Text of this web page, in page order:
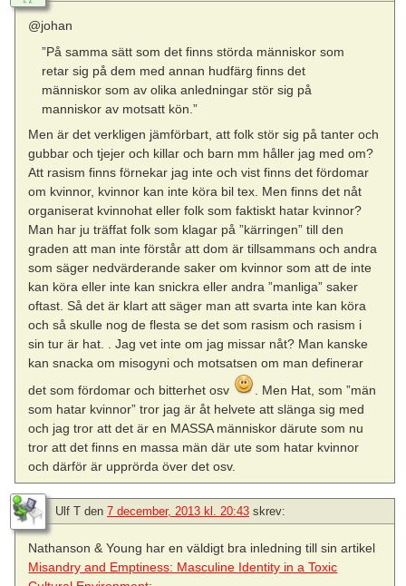
@johan
”På samma sätt som det finns störda människor som
retar sig på dem med annan hudfärg finns det
människor som av olika anledningar stör sig på
manniskor av motsatt kön.”
Men är det verkligen jämförbart, att folk stör sig på tanter och
gubbar och tjejer och killar och barn mm håller jag med om?
Att rasism finns förnekar jag inte och vist finns det fördomar
om kvinnor, kvinnor kan inte köra bil tex. Men finns det nåt
organiserat kvinnohat eller folk som faktiskt hatar kvinnor?
Man har ju träffat folk som klagar på ”kärringen” till den
graden att man inte förstår att dom är tillsammans och andra
som säger nedvärderande saker om kvinnor som att de inte
kan köra eller inte kan snickra eller andra ”manliga” saker
oftast. Så det är klart att säger man att svarta inte kan köra
och så skulle nog de flesta se det som rasism och rasism i
sin tur är hat. . Jag vet inte om jag missar nåt? Man kanske
kan snacka om misogyni och motsatsen om man definerar
det som fördomar och bitterhet osv
. Men Hat, som ”män
som hatar kvinnor” tror jag är åt helvete att slänga sig med
och jag tror att det är en MASSA människor därute som nu
tror att det finns en massa män där ute som hatar kvinnor
och därför är upprörda över det osv.
Ulf T den 7 december, 2013 kl. 20:43 skrev:
Nathanson & Young har en väldigt bra inledning till sin artikel
Misandry and Emptiness: Masculine Identity in a Toxic